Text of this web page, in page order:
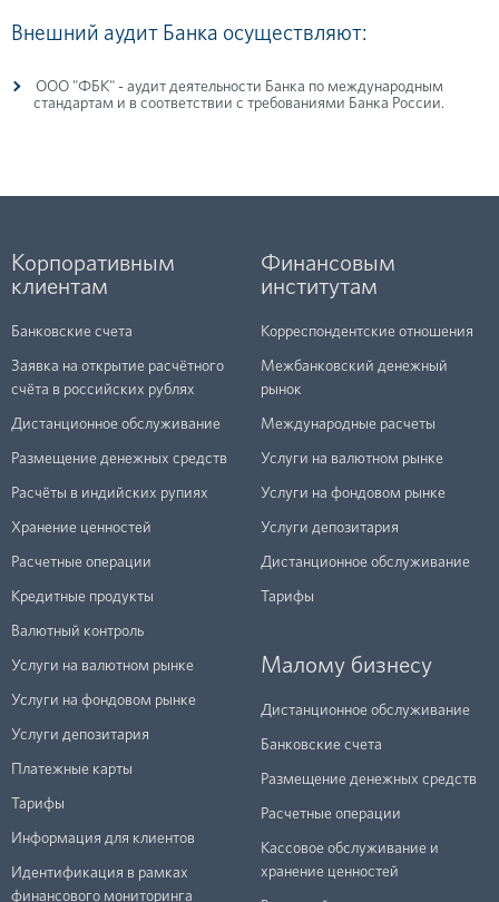
Внешний аудит Банка осуществляют:
ООО "ФБК" - аудит деятельности Банка по международным
стандартам и в соответствии с требованиями Банка России.
Корпоративным
клиентам
Банковские счета
Заявка на открытие расчётного
счёта в российских рублях
Дистанционное обслуживание
Размещение денежных средств
Расчёты в индийских рупиях
Хранение ценностей
Расчетные операции
Кредитные продукты
Валютный контроль
Услуги на валютном рынке
Услуги на фондовом рынке
Услуги депозитария
Платежные карты
Тарифы
Информация для клиентов
Идентификация в рамках
финансового мониторинга
Финансовым
институтам
Корреспондентские отношения
Межбанковский денежный
рынок
Международные расчеты
Услуги на валютном рынке
Услуги на фондовом рынке
Услуги депозитария
Дистанционное обслуживание
Тарифы
Малому бизнесу
Дистанционное обслуживание
Банковские счета
Размещение денежных средств
Расчетные операции
Кассовое обслуживание и
хранение ценностей